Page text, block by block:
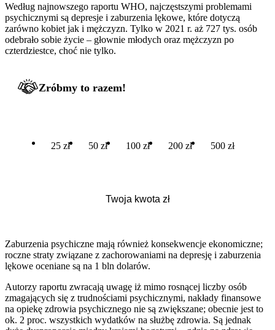
Według najnowszego raportu WHO, najczęstszymi problemami
psychicznymi są depresje i zaburzenia lękowe, które dotyczą
zarówno kobiet jak i mężczyzn. Tylko w 2021 r. aż 727 tys. osób
odebrało sobie życie – głownie młodych oraz mężczyzn po
czterdziestce, choć nie tylko.
Zróbmy to razem!
25 zł 50 zł 100 zł 200 zł 500 zł
Zaburzenia psychiczne mają również konsekwencje ekonomiczne;
roczne straty związane z zachorowaniami na depresję i zaburzenia
lękowe oceniane są na 1 bln dolarów.
Autorzy raportu zwracają uwagę iż mimo rosnącej liczby osób
zmagających się z trudnościami psychicznymi, nakłady finansowe
na opiekę zdrowia psychicznego nie są zwiększane; obecnie jest to
ok. 2 proc. wszystkich wydatków na służbę zdrowia. Są jednak